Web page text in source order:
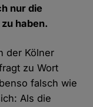
nur die
haben.
der Kölner
zu Wort
falsch wie
Als die